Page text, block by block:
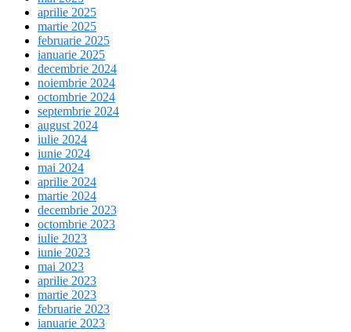
aprilie 2025
martie 2025
februarie 2025
ianuarie 2025
decembrie 2024
noiembrie 2024
octombrie 2024
septembrie 2024
august 2024
iulie 2024
iunie 2024
mai 2024
aprilie 2024
martie 2024
decembrie 2023
octombrie 2023
iulie 2023
iunie 2023
mai 2023
aprilie 2023
martie 2023
februarie 2023
ianuarie 2023